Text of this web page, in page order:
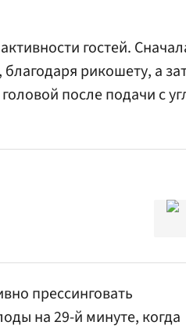
гостей.
рикошету, а
после подачи с
прессинговать
на 29-й минуте, когда